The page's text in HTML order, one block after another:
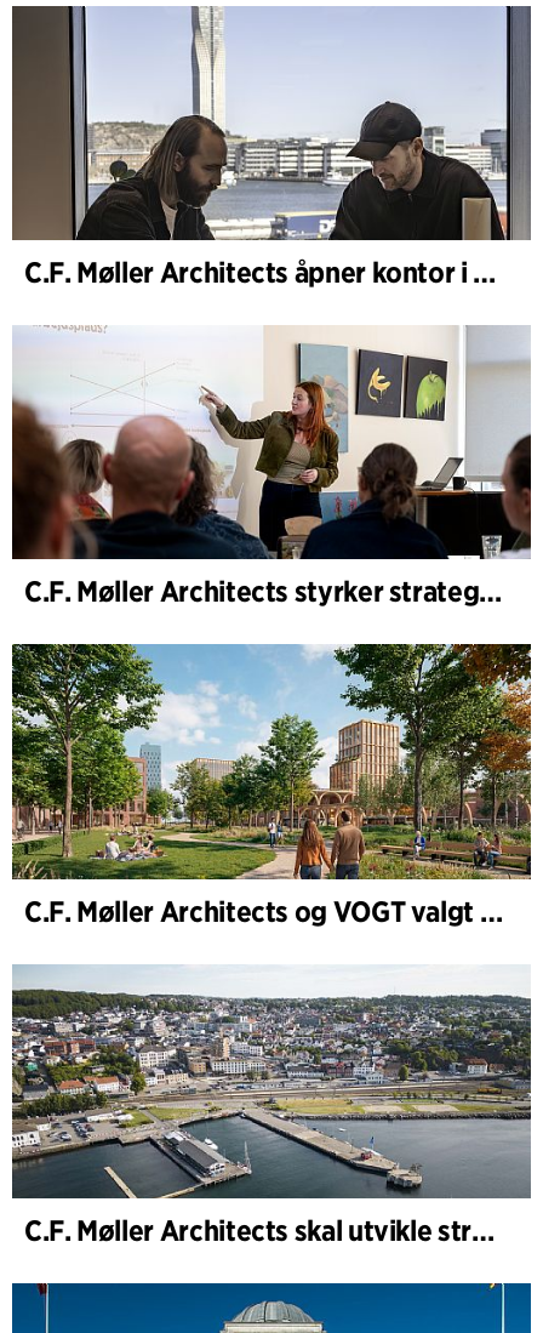
C.F. Møller Architects åpner kontor i Göteborg
C.F. Møller Architects styrker strategisk rådgivning i tidlige faser
C.F. Møller Architects og VOGT valgt til å forme fremtidens Hamburg-Altona
C.F. Møller Architects skal utvikle strategien for Knutepunkt Larvik og indre havn